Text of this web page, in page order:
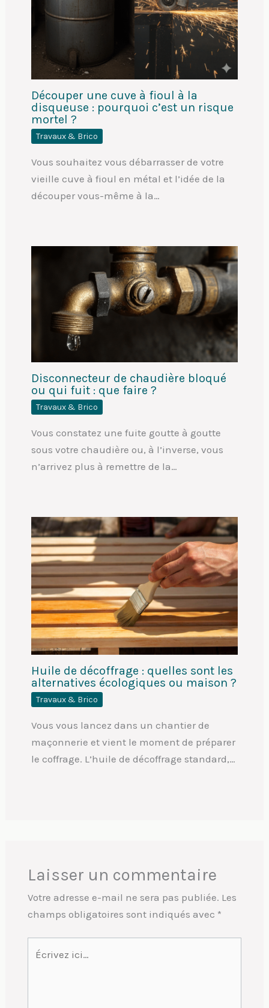
Découper une cuve à fioul à la
disqueuse : pourquoi c’est un risque
mortel ?
Travaux & Brico
Vous souhaitez vous débarrasser de votre
vieille cuve à fioul en métal et l’idée de la
découper vous-même à la…
Disconnecteur de chaudière bloqué
ou qui fuit : que faire ?
Travaux & Brico
Vous constatez une fuite goutte à goutte
sous votre chaudière ou, à l’inverse, vous
n’arrivez plus à remettre de la…
Huile de décoffrage : quelles sont les
alternatives écologiques ou maison ?
Travaux & Brico
Vous vous lancez dans un chantier de
maçonnerie et vient le moment de préparer
le coffrage. L’huile de décoffrage standard,…
Laisser un commentaire
Votre adresse e-mail ne sera pas publiée. Les
champs obligatoires sont indiqués avec *